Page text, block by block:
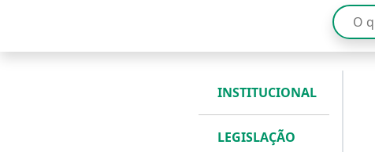
INSTITUCIONAL
LEGISLAÇÃO